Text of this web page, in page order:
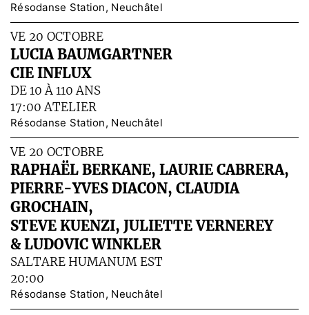
Résodanse Station, Neuchâtel
VE 20 OCTOBRE
LUCIA BAUMGARTNER
CIE INFLUX
DE 10 À 110 ANS
17:00 ATELIER
Résodanse Station, Neuchâtel
VE 20 OCTOBRE
RAPHAËL BERKANE, LAURIE CABRERA,
PIERRE-YVES DIACON, CLAUDIA
GROCHAIN,
STEVE KUENZI, JULIETTE VERNEREY
& LUDOVIC WINKLER
SALTARE HUMANUM EST
20:00
Résodanse Station, Neuchâtel